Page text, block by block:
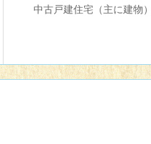
中古戸建住宅（主に建物